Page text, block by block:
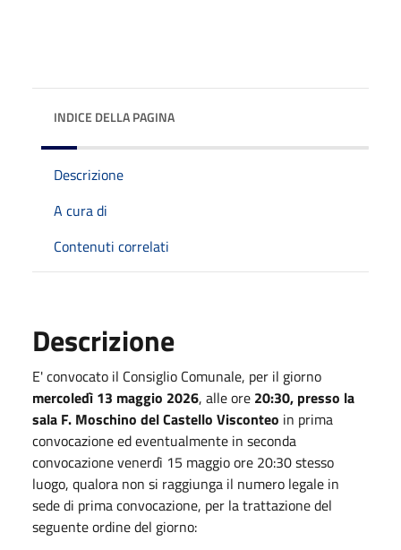
INDICE DELLA PAGINA
Descrizione
A cura di
Contenuti correlati
Descrizione
E' convocato il Consiglio Comunale, per il giorno
mercoledì 13 maggio 2026, alle ore 20:30, presso la
sala F. Moschino del Castello Visconteo in prima
convocazione ed eventualmente in seconda
convocazione venerdì 15 maggio ore 20:30 stesso
luogo, qualora non si raggiunga il numero legale in
sede di prima convocazione, per la trattazione del
seguente ordine del giorno: